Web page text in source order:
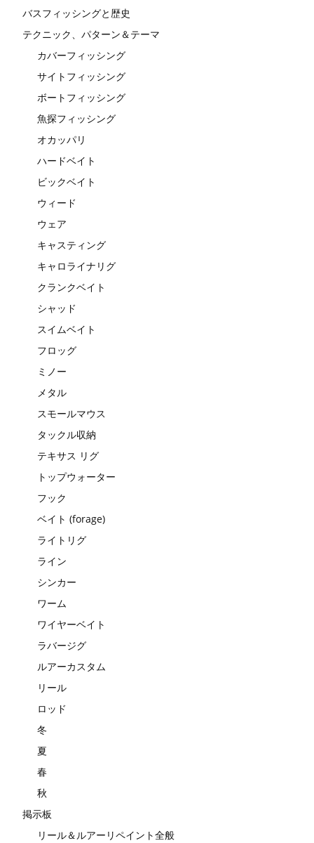
バスフィッシングと歴史
テクニック、パターン＆テーマ
カバーフィッシング
サイトフィッシング
ボートフィッシング
魚探フィッシング
オカッパリ
ハードベイト
ビックベイト
ウィード
ウェア
キャスティング
キャロライナリグ
クランクベイト
シャッド
スイムベイト
フロッグ
ミノー
メタル
スモールマウス
タックル収納
テキサス リグ
トップウォーター
フック
ベイト (forage)
ライトリグ
ライン
シンカー
ワーム
ワイヤーベイト
ラバージグ
ルアーカスタム
リール
ロッド
冬
夏
春
秋
掲示板
リール＆ルアーリペイント全般